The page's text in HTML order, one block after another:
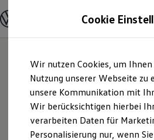
Hauptinhalt
springen
Footer
springen
Modelle & Konfigurator
Nutzfahrzeugkategorien
Modelle konfigurieren
Vorgängermodelle und
Vorgängermodelle
Oldtimer
Bulli Historie
Branchenlösungen &
Umbaulösungen und
Auf- und Umbauten
Auto Nagel
GmbH &
Cookie
Wir nutzen Cookies, um
Nutzung unserer Webseite zu
unsere Kommunikation mit
Wir berücksichtigen hierbei
verarbeiten Daten für
Personalisierung nur, wenn